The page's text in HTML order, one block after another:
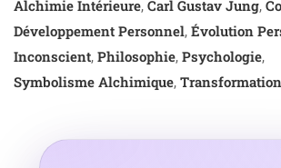
Alchimie Intérieure, Carl Gustav Jung,
Développement Personnel, Évolution
Inconscient, Philosophie, Psychologie,
Symbolisme Alchimique, Transformation